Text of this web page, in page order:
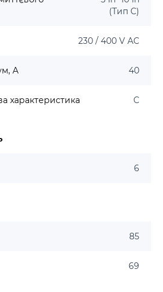
(Тип С)
230 / 400 V AC
А 40
характеристика C
6
85
69